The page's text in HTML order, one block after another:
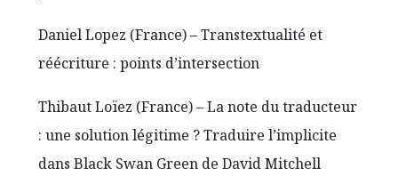
Daniel Lopez (France) – Transtextualité et
réécriture : points d’intersection
Thibaut Loïez (France) – La note du traducteur
: une solution légitime ? Traduire l’implicite
dans Black Swan Green de David Mitchell